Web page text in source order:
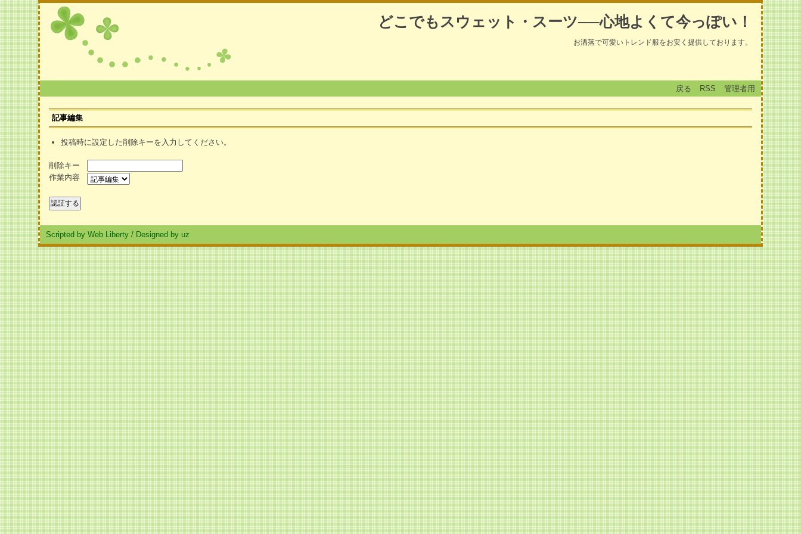
どこでもスウェット・スーツ──心地よくて今っぽい！
お洒落で可愛いトレンド服をお安く提供しております。
戻る RSS 管理者用
記事編集
投稿時に設定した削除キーを入力してください。
削除キー
作業内容
Scripted by Web Liberty / Designed by uz